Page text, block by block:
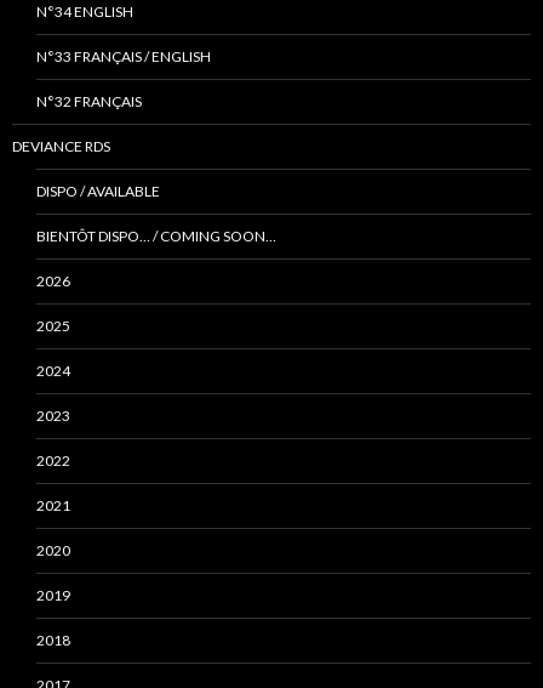
N°34 ENGLISH
N°33 FRANÇAIS / ENGLISH
N°32 FRANÇAIS
DEVIANCE RDS
DISPO / AVAILABLE
BIENTÔT DISPO… / COMING SOON…
2026
2025
2024
2023
2022
2021
2020
2019
2018